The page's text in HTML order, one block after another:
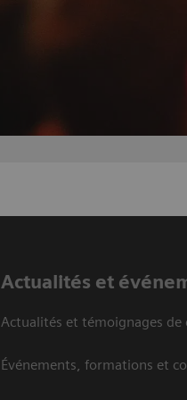
Actualités et
Actualités et témoignages de
Événements, formations et